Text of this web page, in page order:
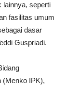
lainnya, seperti
fasilitas umum
dasar
Guspriadi.
(Menko IPK),